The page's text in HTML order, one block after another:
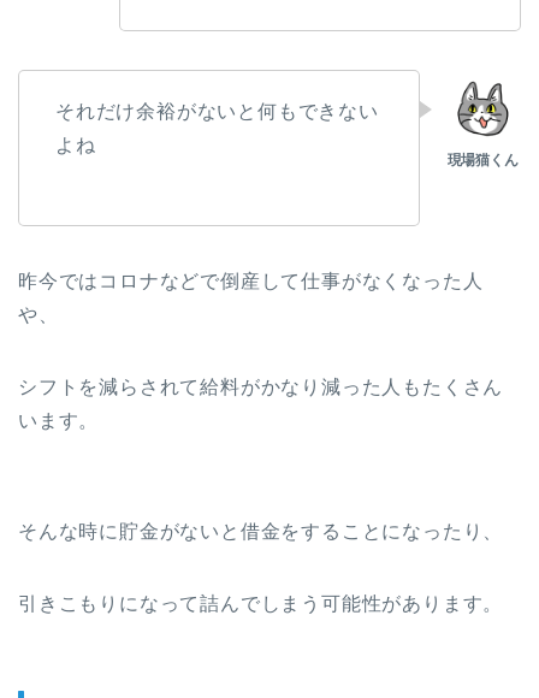
それだけ余裕がないと何もできない
よね
昨今ではコロナなどで倒産して仕事がなくなった人
や、
シフトを減らされて給料がかなり減った人もたくさん
います。
そんな時に貯金がないと借金をすることになったり、
引きこもりになって詰んでしまう可能性があります。